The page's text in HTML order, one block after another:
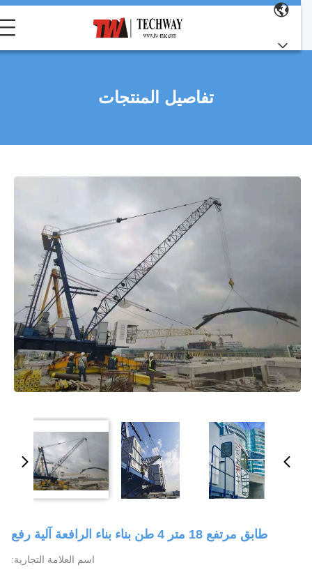
تفاصيل المنتجات
طابق مرتفع 18 متر 4 طن بناء بناء الرافعة آلية رفع
اسم العلامة التجارية: